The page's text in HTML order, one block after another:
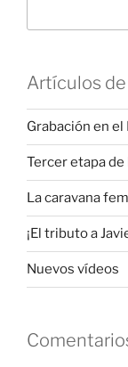
Artículos
Grabación en
Tercer etapa de
La caravana
¡El tributo a
Nuevos vídeos